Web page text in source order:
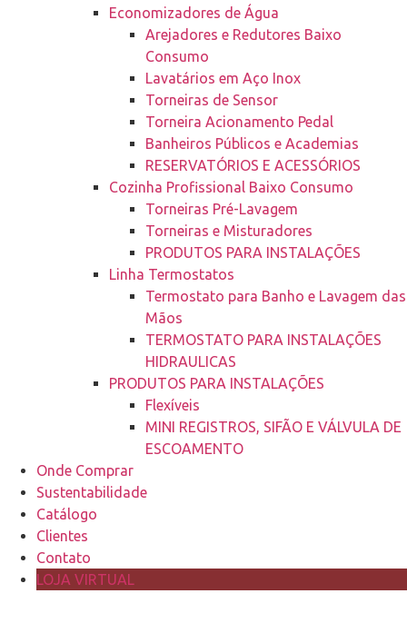
Economizadores de Água
Arejadores e Redutores Baixo
Consumo
Lavatários em Aço Inox
Torneiras de Sensor
Torneira Acionamento Pedal
Banheiros Públicos e Academias
RESERVATÓRIOS E ACESSÓRIOS
Cozinha Profissional Baixo Consumo
Torneiras Pré-Lavagem
Torneiras e Misturadores
PRODUTOS PARA INSTALAÇÕES
Linha Termostatos
Termostato para Banho e Lavagem das
Mãos
TERMOSTATO PARA INSTALAÇÕES
HIDRAULICAS
PRODUTOS PARA INSTALAÇÕES
Flexíveis
MINI REGISTROS, SIFÃO E VÁLVULA DE
ESCOAMENTO
Onde Comprar
Sustentabilidade
Catálogo
Clientes
Contato
LOJA VIRTUAL